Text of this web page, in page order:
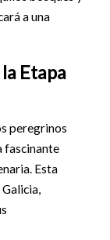
a una
Etapa
peregrinos
fascinante
Esta